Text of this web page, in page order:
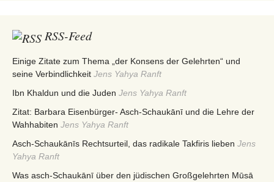
RSS-Feed
Einige Zitate zum Thema „der Konsens der Gelehrten“ und
seine Verbindlichkeit Jens Yahya Ranft
Ibn Khaldun und die Juden Jens Yahya Ranft
Zitat: Barbara Eisenbürger- Asch-Schaukānī und die Lehre der
Wahhabiten Jens Yahya Ranft
Asch-Schaukānīs Rechtsurteil, das radikale Takfiris lieben Jens
Yahya Ranft
Was asch-Schaukānī über den jüdischen Großgelehrten Mūsā